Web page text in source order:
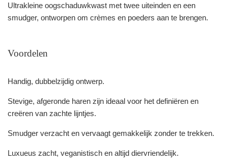
Ultrakleine oogschaduwkwast met twee uiteinden en een
smudger, ontworpen om crèmes en poeders aan te brengen.
Voordelen
Handig, dubbelzijdig ontwerp.
Stevige, afgeronde haren zijn ideaal voor het definiëren en
creëren van zachte lijntjes.
Smudger verzacht en vervaagt gemakkelijk zonder te trekken.
Luxueus zacht, veganistisch en altijd diervriendelijk.